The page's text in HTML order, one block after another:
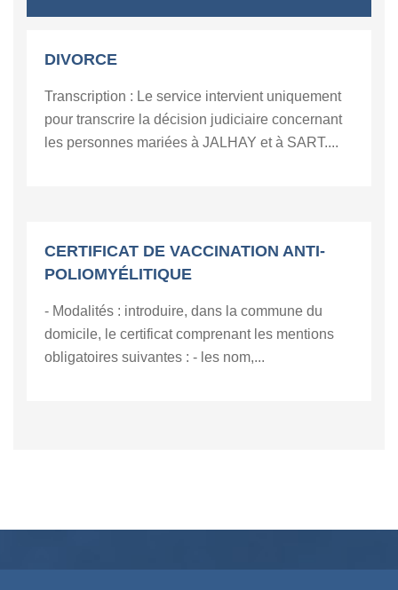
DIVORCE
Transcription : Le service intervient uniquement
pour transcrire la décision judiciaire concernant
les personnes mariées à JALHAY et à SART....
CERTIFICAT DE VACCINATION ANTI-
POLIOMYÉLITIQUE
- Modalités : introduire, dans la commune du
domicile, le certificat comprenant les mentions
obligatoires suivantes : - les nom,...